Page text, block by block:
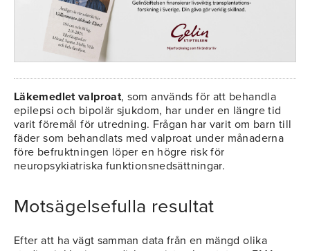
Läkemedlet valproat, som används för att behandla
epilepsi och bipolär sjukdom, har under en längre tid
varit föremål för utredning. Frågan har varit om barn till
fäder som behandlats med valproat under månaderna
före befruktningen löper en högre risk för
neuropsykiatriska funktionsnedsättningar.
Motsägelsefulla resultat
Efter att ha vägt samman data från en mängd olika